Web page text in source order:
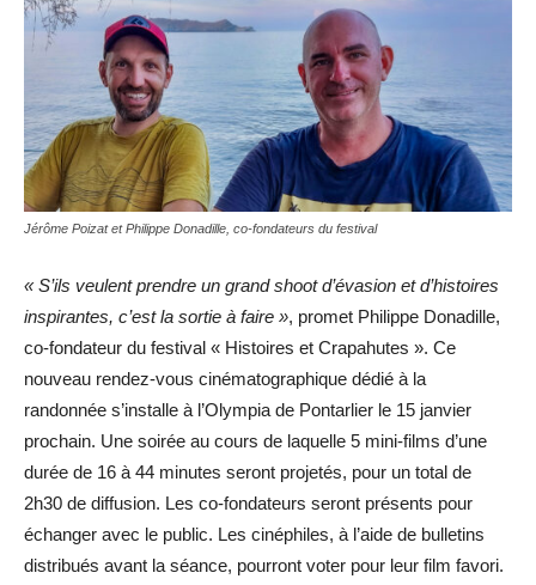
Jérôme Poizat et Philippe Donadille, co-fondateurs du festival
« S’ils veulent prendre un grand shoot d’évasion et d’histoires
inspirantes, c’est la sortie à faire », promet Philippe Donadille,
co-fondateur du festival « Histoires et Crapahutes ». Ce
nouveau rendez-vous cinématographique dédié à la
randonnée s’installe à l’Olympia de Pontarlier le 15 janvier
prochain. Une soirée au cours de laquelle 5 mini-films d’une
durée de 16 à 44 minutes seront projetés, pour un total de
2h30 de diffusion. Les co-fondateurs seront présents pour
échanger avec le public. Les cinéphiles, à l’aide de bulletins
distribués avant la séance, pourront voter pour leur film favori.